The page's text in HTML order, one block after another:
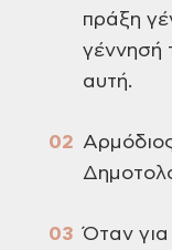
πράξη
γέννησή
αυτή.
Όταν